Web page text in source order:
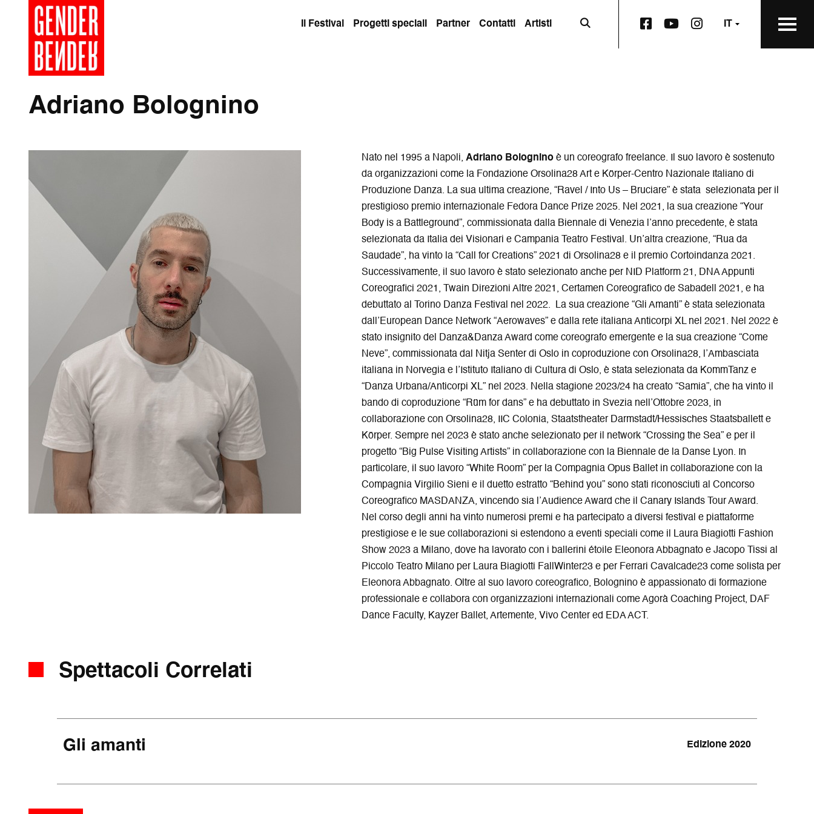
Il Festival Progetti speciali Partner Contatti Artisti
c
e
b
o
o
k
S
q
u
a
r
e
s
a
p
r
e
i
n
u
n
a
n
o
v
a
f
n
e
s
t
L
u
t
b
e
s
i
a
p
r
e
i
n
n
a
n
u
v
a
f
i
n
s
t
r
a
L
s
t
g
r
a
m
s
i
a
p
r
e
n
u
n
a
n
u
o
v
a
f
n
e
s
t
a
IT
Adriano Bolognino
Nato nel 1995 a Napoli,Adriano Bolognino è un coreografo freelance. Il suo lavoro è sostenuto
da organizzazioni come la Fondazione Orsolina28 Art e Körper-Centro Nazionale Italiano di
Produzione Danza. La sua ultima creazione, “Ravel / Into Us – Bruciare” è stata selezionata per il
prestigioso premio internazionale Fedora Dance Prize 2025. Nel 2021, la sua creazione “Your
Body is a Battleground”, commissionata dalla Biennale di Venezia l’anno precedente, è stata
selezionata da Italia dei Visionari e Campania Teatro Festival. Un’altra creazione, “Rua da
Saudade”, ha vinto la “Call for Creations” 2021 di Orsolina28 e il premio Cortoindanza 2021.
Successivamente, il suo lavoro è stato selezionato anche per NID Platform 21, DNA Appunti
Coreografici 2021, Twain Direzioni Altre 2021, Certamen Coreografico de Sabadell 2021, e ha
debuttato al Torino Danza Festival nel 2022. La sua creazione “Gli Amanti” è stata selezionata
dall’European Dance Network “Aerowaves” e dalla rete italiana Anticorpi XL nel 2021. Nel 2022 è
stato insignito del Danza&Danza Award come coreografo emergente e la sua creazione “Come
Neve”, commissionata dal Nitja Senter di Oslo in coproduzione con Orsolina28, l’Ambasciata
italiana in Norvegia e l’Istituto Italiano di Cultura di Oslo, è stata selezionata da KommTanz e
“Danza Urbana/Anticorpi XL” nel 2023. Nella stagione 2023/24 ha creato “Samia”, che ha vinto il
bando di coproduzione “Rüm for dans” e ha debuttato in Svezia nell’Ottobre 2023, in
collaborazione con Orsolina28, IIC Colonia, Staatstheater Darmstadt/Hessisches Staatsballett e
Körper. Sempre nel 2023 è stato anche selezionato per il network “Crossing the Sea” e per il
progetto “Big Pulse Visiting Artists” in collaborazione con la Biennale de la Danse Lyon. In
particolare, il suo lavoro “White Room” per la Compagnia Opus Ballet in collaborazione con la
Compagnia Virgilio Sieni e il duetto estratto “Behind you” sono stati riconosciuti al Concorso
Coreografico MASDANZA, vincendo sia l’Audience Award che il Canary Islands Tour Award.
Nel corso degli anni ha vinto numerosi premi e ha partecipato a diversi festival e piattaforme
prestigiose e le sue collaborazioni si estendono a eventi speciali come il Laura Biagiotti Fashion
Show 2023 a Milano, dove ha lavorato con i ballerini étoile Eleonora Abbagnato e Jacopo Tissi al
Piccolo Teatro Milano per Laura Biagiotti FallWinter23 e per Ferrari Cavalcade23 come solista per
Eleonora Abbagnato. Oltre al suo lavoro coreografico, Bolognino è appassionato di formazione
professionale e collabora con organizzazioni internazionali come Agorà Coaching Project, DAF
Dance Faculty, Kayzer Ballet, Artemente, Vivo Center ed EDA ACT.
Spettacoli Correlati
Gli amanti Edizione 2020